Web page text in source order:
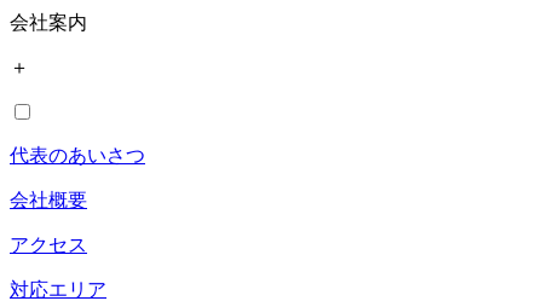
会社案内
＋
代表のあいさつ
会社概要
アクセス
対応エリア